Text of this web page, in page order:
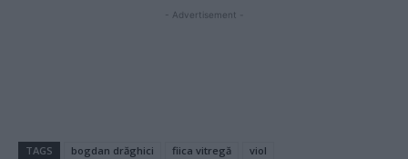
- Advertisement -
TAGS bogdan drăghici fiica vitregă viol